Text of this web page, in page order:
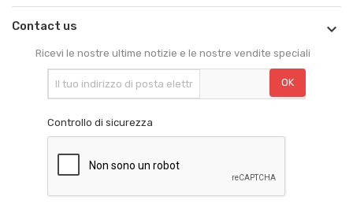
Contact us 
Ricevi le nostre ultime notizie e le nostre vendite speciali
Controllo di sicurezza